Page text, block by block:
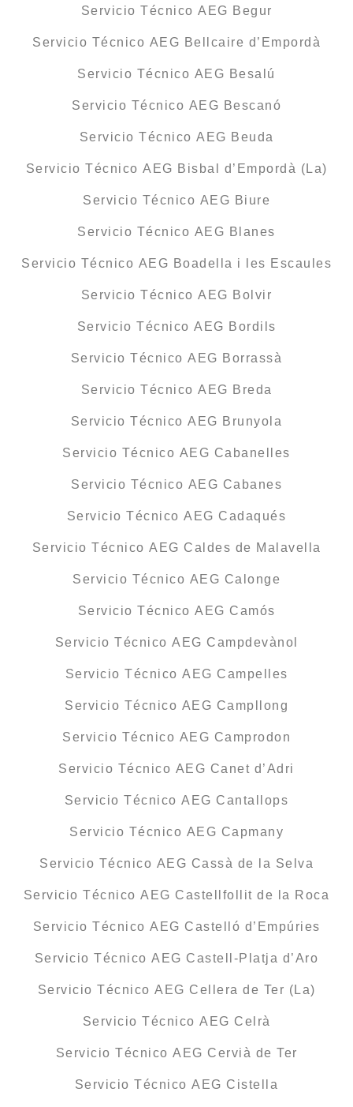
Servicio Técnico AEG Begur
Servicio Técnico AEG Bellcaire d’Empordà
Servicio Técnico AEG Besalú
Servicio Técnico AEG Bescanó
Servicio Técnico AEG Beuda
Servicio Técnico AEG Bisbal d’Empordà (La)
Servicio Técnico AEG Biure
Servicio Técnico AEG Blanes
Servicio Técnico AEG Boadella i les Escaules
Servicio Técnico AEG Bolvir
Servicio Técnico AEG Bordils
Servicio Técnico AEG Borrassà
Servicio Técnico AEG Breda
Servicio Técnico AEG Brunyola
Servicio Técnico AEG Cabanelles
Servicio Técnico AEG Cabanes
Servicio Técnico AEG Cadaqués
Servicio Técnico AEG Caldes de Malavella
Servicio Técnico AEG Calonge
Servicio Técnico AEG Camós
Servicio Técnico AEG Campdevànol
Servicio Técnico AEG Campelles
Servicio Técnico AEG Campllong
Servicio Técnico AEG Camprodon
Servicio Técnico AEG Canet d’Adri
Servicio Técnico AEG Cantallops
Servicio Técnico AEG Capmany
Servicio Técnico AEG Cassà de la Selva
Servicio Técnico AEG Castellfollit de la Roca
Servicio Técnico AEG Castelló d’Empúries
Servicio Técnico AEG Castell-Platja d’Aro
Servicio Técnico AEG Cellera de Ter (La)
Servicio Técnico AEG Celrà
Servicio Técnico AEG Cervià de Ter
Servicio Técnico AEG Cistella